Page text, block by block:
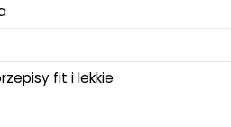
fit i lekkie